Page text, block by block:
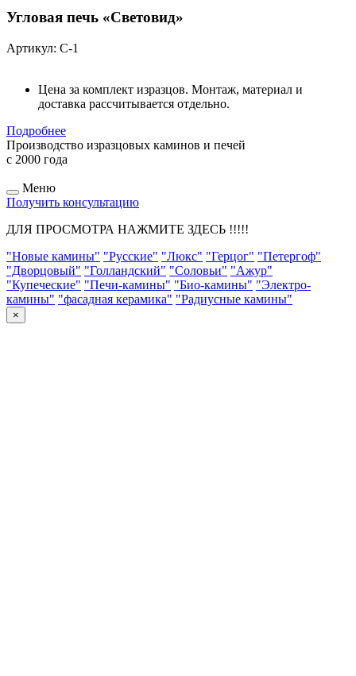
Угловая печь «Световид»
Артикул: С-1
Цена за комплект изразцов. Монтаж, материал и
доставка рассчитывается отдельно.
Подробнее
Производство изразцовых каминов и печей
с 2000 года
Меню
Получить консультацию
ДЛЯ ПРОСМОТРА НАЖМИТЕ ЗДЕСЬ !!!!!
"Новые камины" "Русские" "Люкс" "Герцог" "Петергоф"
"Дворцовый" "Голландский" "Соловьи" "Ажур"
"Купеческие" "Печи-камины" "Био-камины" "Электро-
камины" "фасадная керамика" "Радиусные камины"
×